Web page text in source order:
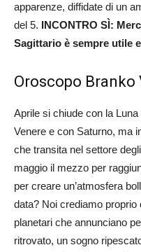
apparenze, diffidate di un
del 5. INCONTRO SÌ:
Sagittario è sempre utile
Oroscopo Branko
Aprile si chiude con la
Venere e con Saturno, ma
che transita nel settore
maggio il mezzo per
per creare un’atmosfera
data? Noi crediamo
planetari che annunciano
ritrovato, un sogno